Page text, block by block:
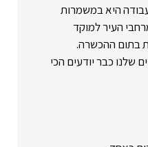
העיר למוקד
בתום ההכשרה.
שלנו כבר יודעים הכי